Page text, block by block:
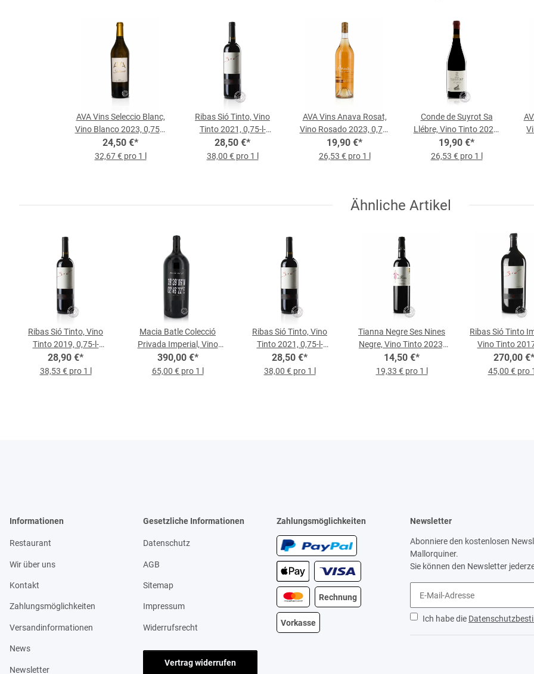
AVA Vins Seleccio Blanc,
Vino Blanco 2023, 0,75-l-
Flasche
24,50 €*
32,67 € pro 1 l
Ribas Sió Tinto, Vino
Tinto 2021, 0,75-l-
Flasche
28,50 €*
38,00 € pro 1 l
AVA Vins Anava Rosat,
Vino Rosado 2023, 0,75-
l-Flasche
19,90 €*
26,53 € pro 1 l
Conde de Suyrot Sa
Llébre, Vino Tinto 2021,
0,75-l-Flasche
19,90 €*
26,53 € pro 1 l
Ähnliche Artikel
Ribas Sió Tinto, Vino
Tinto 2019, 0,75-l-
Flasche
28,90 €*
38,53 € pro 1 l
Macia Batle Colecció
Privada Imperial, Vino
Tinto 2019, 6-l-Flasche
390,00 €*
65,00 € pro 1 l
Ribas Sió Tinto, Vino
Tinto 2021, 0,75-l-
Flasche
28,50 €*
38,00 € pro 1 l
Tianna Negre Ses Nines
Negre, Vino Tinto 2023,
0,75-l-Flasche
14,50 €*
19,33 € pro 1 l
Ribas Sió Tinto
Vino Tinto
Flasche
270,00 €*
45,00 € pro
Informationen
Restaurant
Wir über uns
Kontakt
Zahlungsmöglichkeiten
Versandinformationen
News
Newsletter
Gesetzliche Informationen
Datenschutz
AGB
Sitemap
Impressum
Widerrufsrecht
Vertrag widerrufen
Zahlungsmöglichkeiten
Rechnung
Vorkasse
Newsletter
Abonniere den kostenlosen
Mallorquiner.
Sie können den Newsletter
Ich habe die